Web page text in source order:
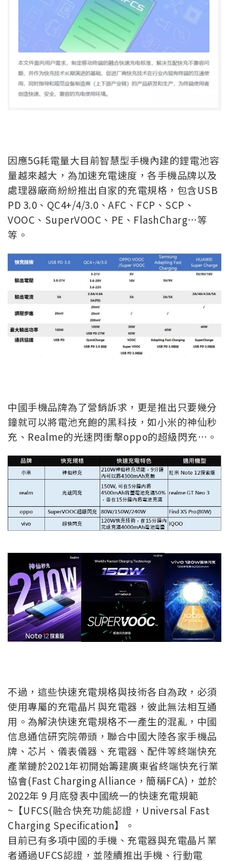
因應5G耗電量大目前智慧型手機內建的鋰電池容
量越來越大，為加速充電速度，各手機品牌以及
處理器廠商紛紛推出自家的充電規格，包含USB
PD 3.0、QC4+/4/3.0、AFC、FCP、SCP、
VOOC、SuperVOOC、PE、FlashCharg…等
等。
中國手機品牌為了營銷訴求，更是推出只要幾分
鐘就可以將電池充飽的黑科技，如小米的神仙秒
充、Realme的光速閃衝擊oppo的超級閃充…。
不過，這些快速充電規格與技術各自為政，必須
使用專屬的充電晶片與充電器，彼此無法相互通
用。為解決快速充電規格不一產生的混亂，中國
信息通信研究院帶頭，聯合中國大陸各家手機品
牌、芯片、儀表儀器、充電器、配件等終端快充
產業鏈於2021年初開始籌建廣東省終端快充行業
協會(Fast Charging Alliance，簡稱FCA)，並於
2022年 9 月底發表中國統一的快速充電規範
~【UFCS(融合快充功能認證，Universal Fast
Charging Specification】。
目前已有多項中國的手機、充電器與充電晶片業
者通過UFCS認證，並陸續推出手機、行動電